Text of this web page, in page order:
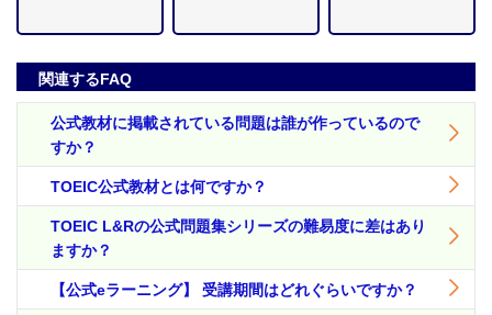
関連するFAQ
公式教材に掲載されている問題は誰が作っているので
すか？
TOEIC公式教材とは何ですか？
TOEIC L&Rの公式問題集シリーズの難易度に差はあり
ますか？
【公式eラーニング】 受講期間はどれぐらいですか？